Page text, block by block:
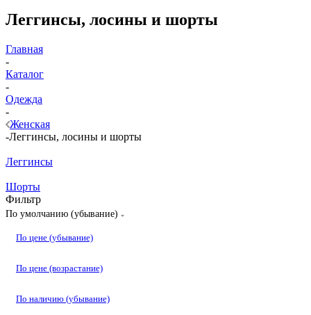
Леггинсы, лосины и шорты
Главная
-
Каталог
-
Одежда
-
Женская
-Леггинсы, лосины и шорты
Леггинсы
Шорты
Фильтр
По умолчанию (убывание)
По цене (убывание)
По цене (возрастание)
По наличию (убывание)